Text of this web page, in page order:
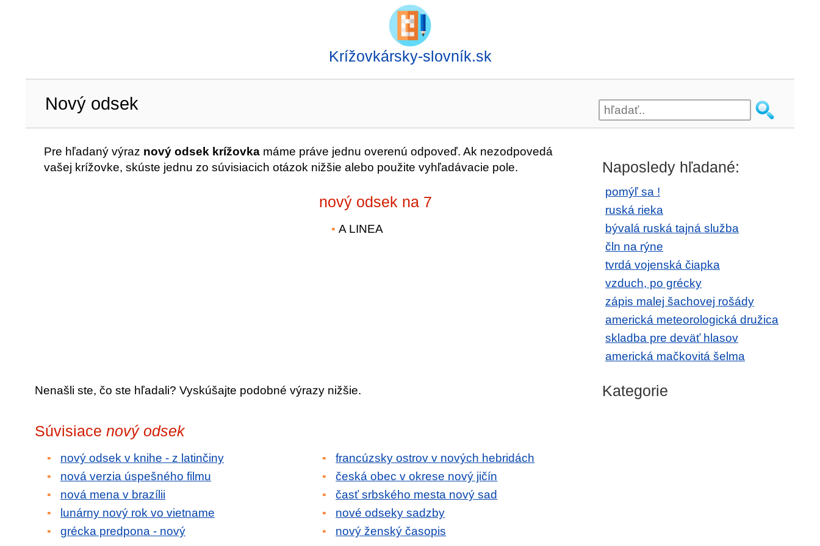
Krížovkársky-slovník.sk
Nový odsek
Pre hľadaný výraz nový odsek krížovka máme práve jednu overenú odpoveď. Ak nezodpovedá
vašej krížovke, skúste jednu zo súvisiacich otázok nižšie alebo použite vyhľadávacie pole.
nový odsek na 7
A LINEA
Nenašli ste, čo ste hľadali? Vyskúšajte podobné výrazy nižšie.
Súvisiace nový odsek
nový odsek v knihe - z latinčiny
nová verzia úspešného filmu
nová mena v brazílii
lunárny nový rok vo vietname
grécka predpona - nový
francúzsky ostrov v nových hebridách
česká obec v okrese nový jičín
časť srbského mesta nový sad
nové odseky sadzby
nový ženský časopis
Naposledy hľadané:
pomýľ sa !
ruská rieka
bývalá ruská tajná služba
čln na rýne
tvrdá vojenská čiapka
vzduch, po grécky
zápis malej šachovej rošády
americká meteorologická družica
skladba pre deväť hlasov
americká mačkovitá šelma
Kategorie